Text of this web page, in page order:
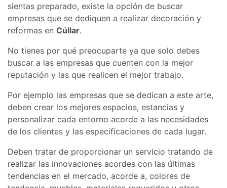
sientas preparado, existe la opción de buscar
empresas que se dediquen a realizar decoración y
reformas en Cúllar.
No tienes por qué preocuparte ya que solo debes
buscar a las empresas que cuenten con la mejor
reputación y las que realicen el mejor trabajo.
Por ejemplo las empresas que se dedican a este arte,
deben crear los mejores espacios, estancias y
personalizar cada entorno acorde a las necesidades
de los clientes y las especificaciones de cada lugar.
Deben tratar de proporcionar un servicio tratando de
realizar las innovaciones acordes con las últimas
tendencias en el mercado, acorde a, colores de